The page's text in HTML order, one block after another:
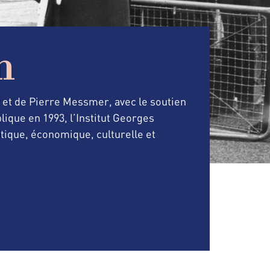
et de Pierre Messmer, avec le soutien
en 1993, l’Institut Georges
économique, culturelle et